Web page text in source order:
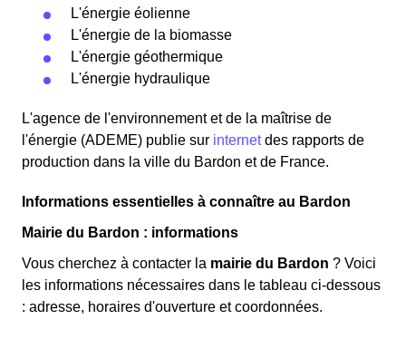
L'énergie éolienne
L'énergie de la biomasse
L'énergie géothermique
L'énergie hydraulique
L'agence de l'environnement et de la maîtrise de
l'énergie (ADEME) publie sur internetdes rapports de
production dans la ville du Bardon et de France.
Informations essentielles à connaître au Bardon
Mairie du Bardon : informations
Vous cherchez à contacter la mairie du Bardon ? Voici
les informations nécessaires dans le tableau ci-dessous
: adresse, horaires d'ouverture et coordonnées.